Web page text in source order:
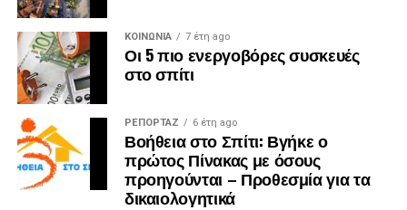
ΚΟΙΝΩΝΙΑ 7 έτη ago
Οι 5 πιο ενεργοβόρες συσκευές
στο σπίτι
ΡΕΠΟΡΤΑΖ 6 έτη ago
Βοήθεια στο Σπίτι: Βγήκε ο
πρώτος Πίνακας με όσους
προηγούνται – Προθεσμία για τα
δικαιολογητικά